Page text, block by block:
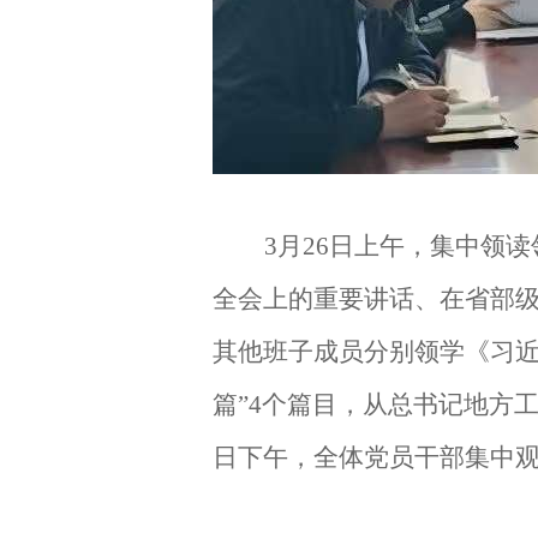
3月26日上午，集中领
全会上的重要讲话、在省部
其他班子成员分别领学《习
篇”4个篇目 ，从总书记地方
日下午，全体党员干部集中